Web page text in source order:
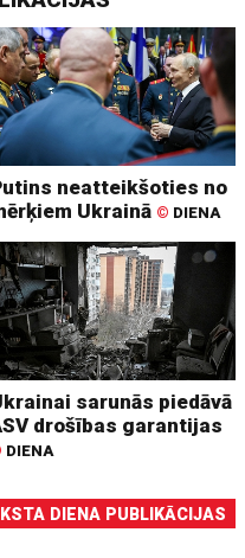
neatteikšoties no
Ukrainā © DIENA
sarunās piedāvā
drošības garantijas
DIENA
DIENA PUBLIKĀCIJAS